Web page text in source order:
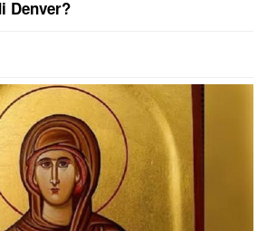
GLUMAC (65) OŽENIO 32